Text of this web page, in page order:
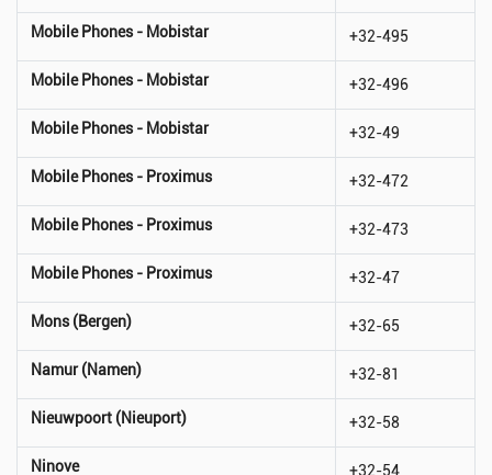
Mobile Phones - Mobistar +32-495
Mobile Phones - Mobistar +32-496
Mobile Phones - Mobistar +32-49
Mobile Phones - Proximus +32-472
Mobile Phones - Proximus +32-473
Mobile Phones - Proximus +32-47
Mons (Bergen) +32-65
Namur (Namen) +32-81
Nieuwpoort (Nieuport) +32-58
Ninove +32-54